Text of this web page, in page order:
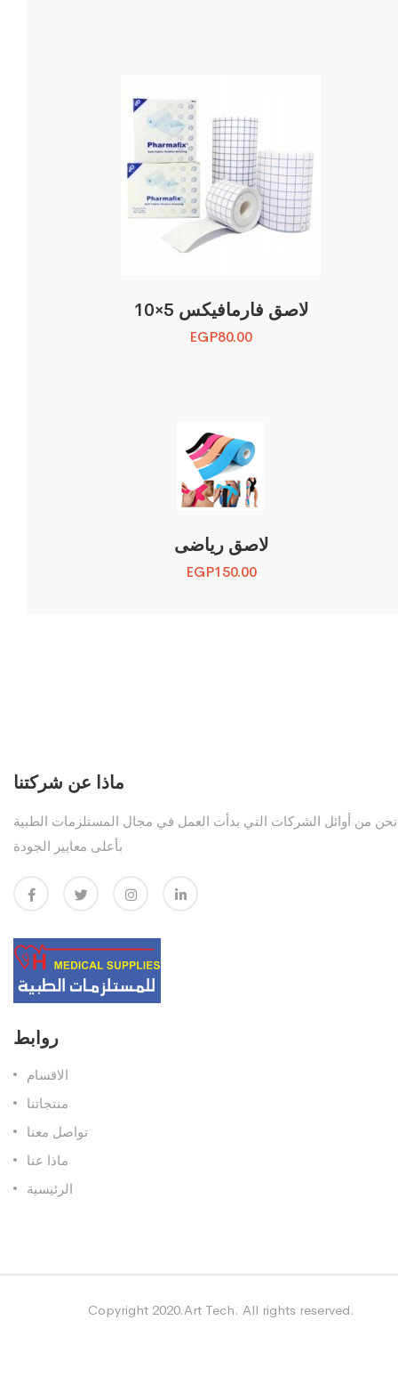
لاصق فارمافيكس 5×10
EGP80.00
لاصق رياضى
EGP150.00
ماذا عن شركتنا
نحن من أوائل الشركات التي بدأت العمل في مجال المستلزمات الطبية
بأعلى معايير الجودة
روابط
الاقسام
منتجاتنا
تواصل معنا
ماذا عنا
الرئيسية
Copyright 2020.Art Tech. All rights reserved.